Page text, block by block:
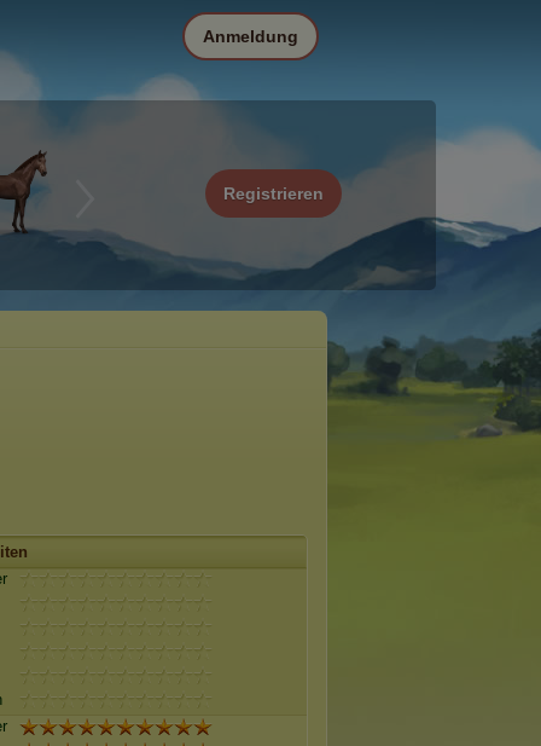
Registrieren
Anmeldung